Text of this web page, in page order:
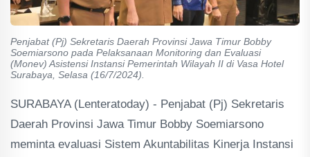
Penjabat (Pj) Sekretaris Daerah Provinsi Jawa Timur Bobby
Soemiarsono pada Pelaksanaan Monitoring dan Evaluasi
(Monev) Asistensi Instansi Pemerintah Wilayah II di Vasa Hotel
Surabaya, Selasa (16/7/2024).
SURABAYA (Lenteratoday) - Penjabat (Pj) Sekretaris
Daerah Provinsi Jawa Timur Bobby Soemiarsono
meminta evaluasi Sistem Akuntabilitas Kinerja Instansi